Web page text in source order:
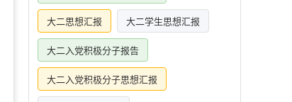
大二思想汇报 大二学生思想汇报
大二入党积极分子报告
大二入党积极分子思想汇报